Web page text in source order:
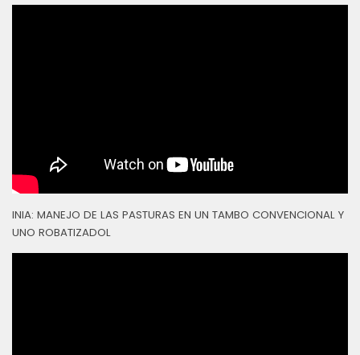
INIA: MANEJO DE LAS PASTURAS EN UN TAMBO CONVENCIONAL Y
UNO ROBATIZADOL